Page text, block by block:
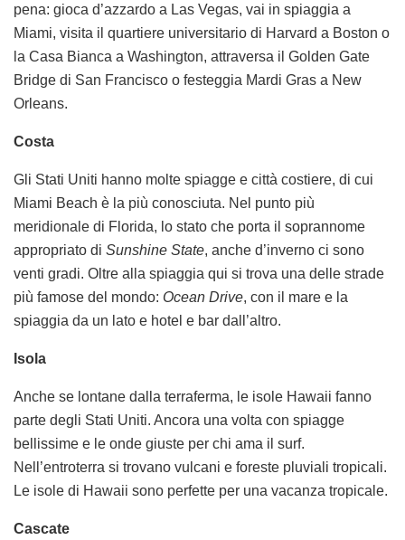
pena: gioca d’azzardo a Las Vegas, vai in spiaggia a
Miami, visita il quartiere universitario di Harvard a Boston o
la Casa Bianca a Washington, attraversa il Golden Gate
Bridge di San Francisco o festeggia Mardi Gras a New
Orleans.
Costa
Gli Stati Uniti hanno molte spiagge e città costiere, di cui
Miami Beach è la più conosciuta. Nel punto più
meridionale di Florida, lo stato che porta il soprannome
appropriato di Sunshine State, anche d’inverno ci sono
venti gradi. Oltre alla spiaggia qui si trova una delle strade
più famose del mondo: Ocean Drive, con il mare e la
spiaggia da un lato e hotel e bar dall’altro.
Isola
Anche se lontane dalla terraferma, le isole Hawaii fanno
parte degli Stati Uniti. Ancora una volta con spiagge
bellissime e le onde giuste per chi ama il surf.
Nell’entroterra si trovano vulcani e foreste pluviali tropicali.
Le isole di Hawaii sono perfette per una vacanza tropicale.
Cascate